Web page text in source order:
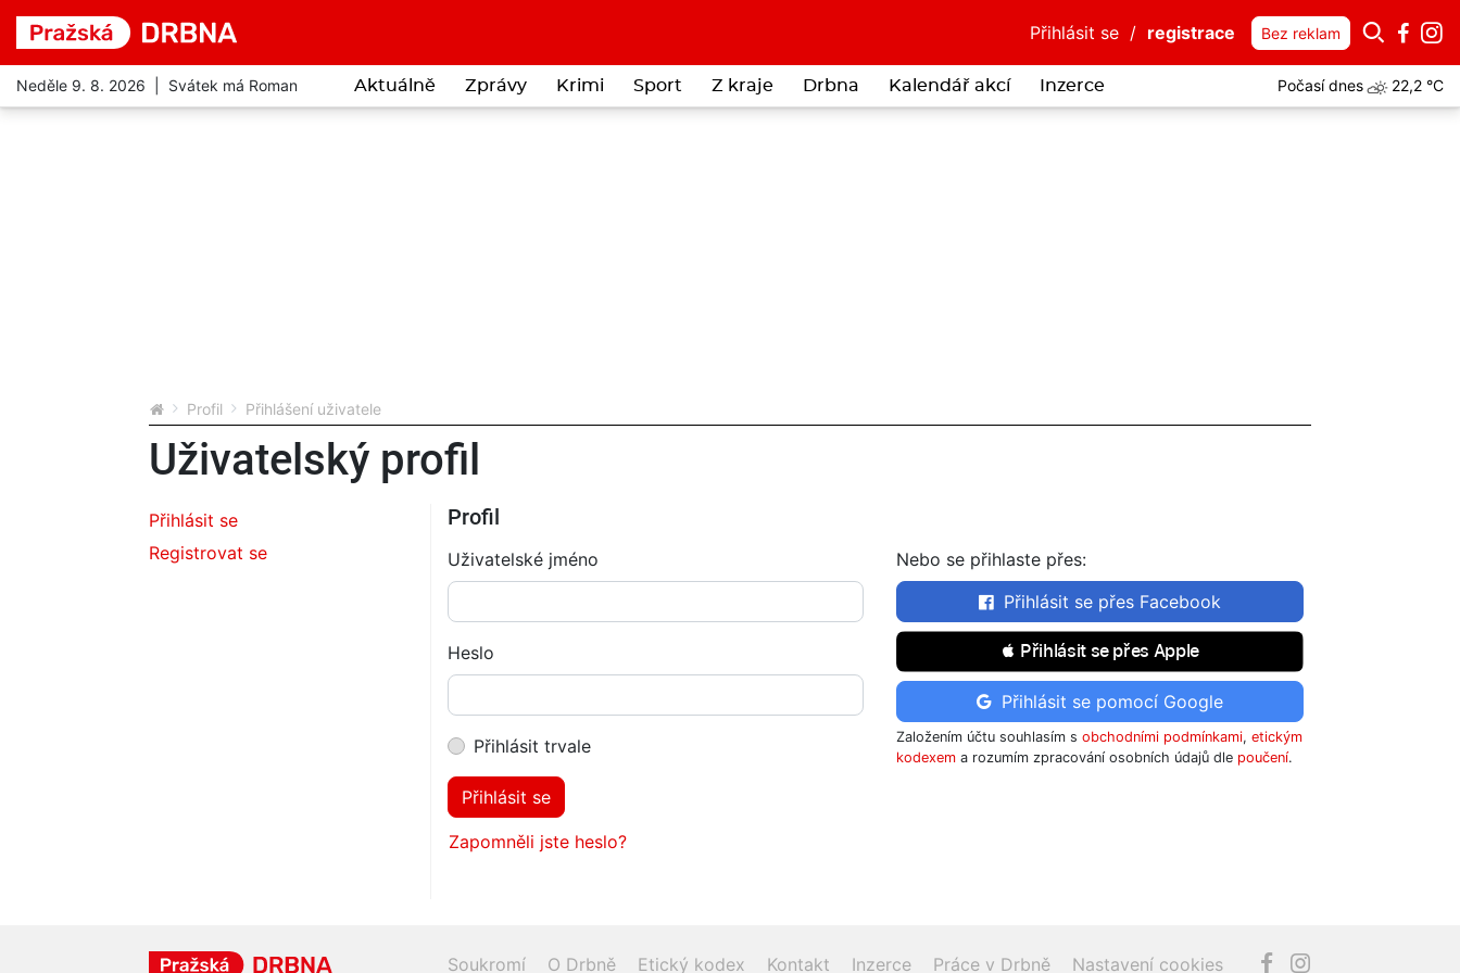
Přihlásit se / registrace Bez reklam
Neděle 9. 8. 2026 | Svátek má Roman Aktuálně Zprávy Krimi Sport Z kraje Drbna Kalendář akcí Inzerce Počasí dnes 22,2 °C
Profil Přihlášení uživatele
Uživatelský profil
Přihlásit se
Registrovat se
Profil
Uživatelské jméno
Heslo
Přihlásit trvale
Přihlásit se
Zapomněli jste heslo?
Nebo se přihlaste přes:
Přihlásit se přes Facebook
 Přihlásit se přes Apple
Přihlásit se pomocí Google
Založením účtu souhlasím s obchodními podmínkami, etickým
kodexema rozumím zpracování osobních údajů dle poučení.
Soukromí O Drbně Etický kodex Kontakt Inzerce Práce v Drbně Nastavení cookies